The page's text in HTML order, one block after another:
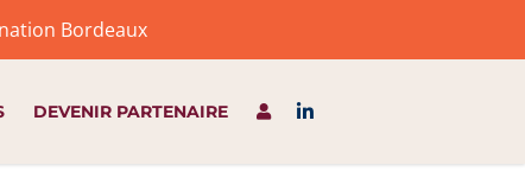
Bordeaux
DEVENIR PARTENAIRE